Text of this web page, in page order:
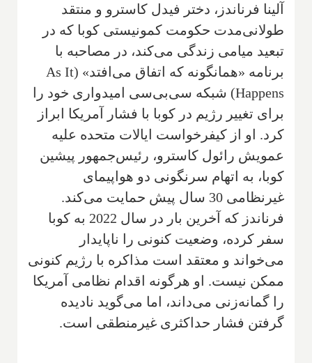
آلینا فرناندز، دختر فیدل کاسترو و منتقد
طولانی‌مدت حکومت کمونیستی کوبا که در
تبعید میامی زندگی می‌کند، در مصاحبه با
برنامه «همانگونه که اتفاق می‌افتد» (As It
Happens) شبکه سی‌بی‌سی امیدواری خود را
برای تغییر رژیم در کوبا با فشار آمریکا ابراز
کرد. او از کیفرخواست ایالات متحده علیه
عمویش رائول کاسترو، رئیس‌جمهور پیشین
کوبا، به اتهام سرنگونی دو هواپیمای
غیرنظامی 30 سال پیش حمایت می‌کند.
فرناندز که آخرین بار در سال 2022 به کوبا
سفر کرده، وضعیت کنونی را ناپایدار
می‌خواند و معتقد است مذاکره با رژیم کنونی
ممکن نیست. او هرگونه اقدام نظامی آمریکا
را گمانه‌زنی می‌داند، اما می‌گوید نادیده
گرفتن فشار حداکثری غیرمنطقی است.